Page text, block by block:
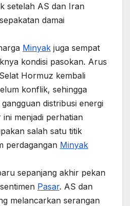
setelah AS dan Iran
damai
Minyak juga sempat
kondisi pasokan. Arus
Hormuz kembali
konflik, sehingga
distribusi energi
menjadi perhatian
salah satu titik
perdagangan Minyak
sepanjang akhir pekan
Pasar. AS dan
melancarkan serangan